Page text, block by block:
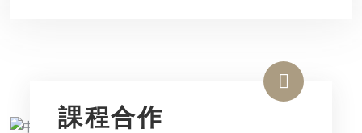
課程合作